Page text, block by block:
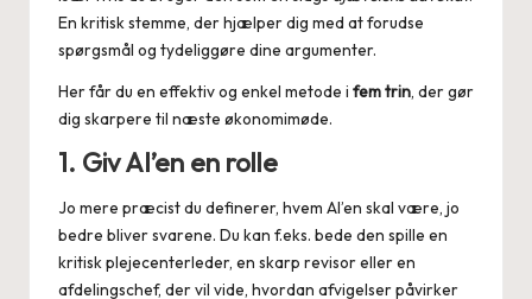
En kritisk stemme, der hjælper dig med at forudse
spørgsmål og tydeliggøre dine argumenter.
Her får du en effektiv og enkel metode i fem trin, der gør
dig skarpere til næste økonomimøde.
1. Giv AI’en en rolle
Jo mere præcist du definerer, hvem AI’en skal være, jo
bedre bliver svarene. Du kan f.eks. bede den spille en
kritisk plejecenterleder, en skarp revisor eller en
afdelingschef, der vil vide, hvordan afvigelser påvirker